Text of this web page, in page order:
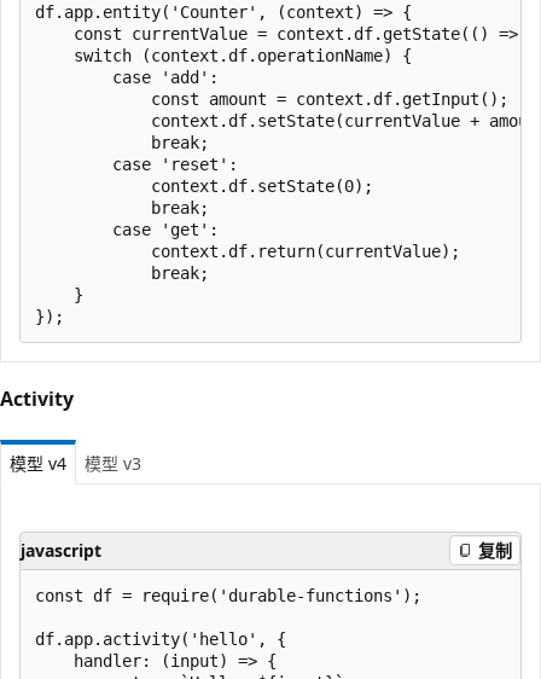
df.app.entity('Counter', (context) => {
const currentValue = context.df.getState(() =>
    switch (context.df.operationName) {
        case 'add':
            const amount = context.df.getInput();
context.df.setState(currentValue +
            break;
        case 'reset':
            context.df.setState(0);
            break;
        case 'get':
            context.df.return(currentValue);
            break;
    }
Activity
模型 v4 模型 v3
javascript 复制
const df = require('durable-functions');
df.app.activity('hello', {
    handler: (input) => {